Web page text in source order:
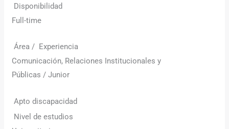
Disponibilidad
Full-time
Área / Experiencia
Comunicación, Relaciones Institucionales y
Públicas / Junior
Apto discapacidad
Nivel de estudios